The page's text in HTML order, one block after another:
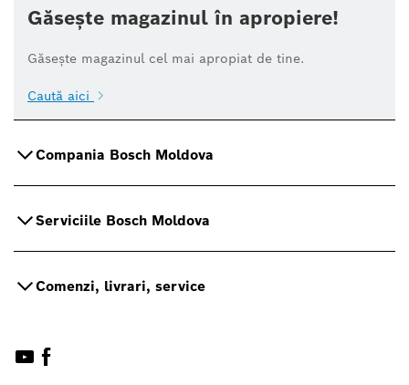
Găsește magazinul în apropiere!
Găsește magazinul cel mai apropiat de tine.
Caută aici
Compania Bosch Moldova
Serviciile Bosch Moldova
Comenzi, livrari, service